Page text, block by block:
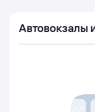
Автовокзалы